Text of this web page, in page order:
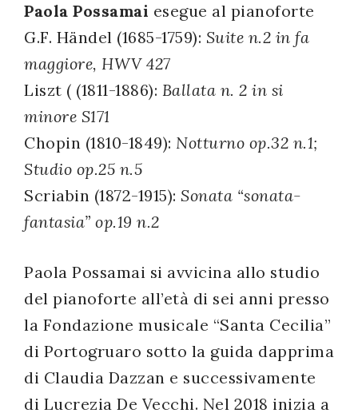
Paola Possamai esegue al pianoforte
G.F. Händel (1685-1759): Suite n.2 in fa
maggiore, HWV 427
Liszt ( (1811-1886): Ballata n. 2 in si
minore S171
Chopin (1810-1849): Notturno op.32 n.1;
Studio op.25 n.5
Scriabin (1872-1915): Sonata “sonata-
fantasia” op.19 n.2
Paola Possamai si avvicina allo studio
del pianoforte all’età di sei anni presso
la Fondazione musicale “Santa Cecilia”
di Portogruaro sotto la guida dapprima
di Claudia Dazzan e successivamente
di Lucrezia De Vecchi. Nel 2018 inizia a
avvenuta con
successo!